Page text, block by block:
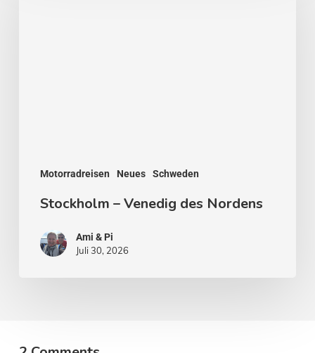
Motorradreisen Neues Schweden
Stockholm – Venedig des Nordens
Ami & Pi
Juli 30, 2026